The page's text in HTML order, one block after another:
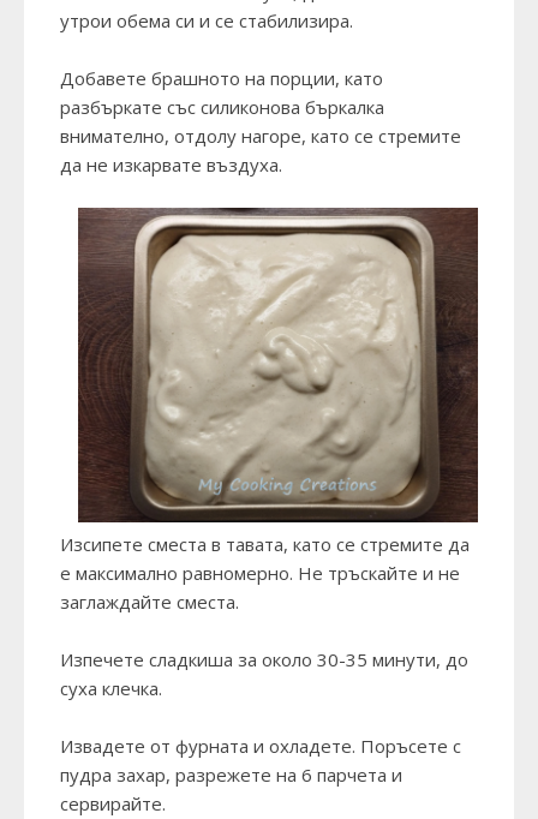
утрои обема си и се стабилизира.
Добавете брашното на порции, като
разбъркате със силиконова бъркалка
внимателно, отдолу нагоре, като се стремите
да не изкарвате въздуха.
Изсипете сместа в тавата, като се стремите да
е максимално равномерно. Не тръскайте и не
заглаждайте сместа.
Изпечете сладкиша за около 30-35 минути, до
суха клечка.
Извадете от фурната и охладете. Поръсете с
пудра захар, разрежете на 6 парчета и
сервирайте.